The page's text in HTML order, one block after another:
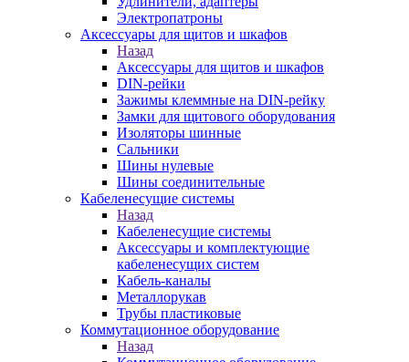
Электропатроны
Аксессуары для щитов и шкафов
Назад
Аксессуары для щитов и шкафов
DIN-рейки
Зажимы клеммные на DIN-рейку
Замки для щитового оборудования
Изоляторы шинные
Сальники
Шины нулевые
Шины соединительные
Кабеленесущие системы
Назад
Кабеленесущие системы
Аксессуары и комплектующие
кабеленесущих систем
Кабель-каналы
Металлорукав
Трубы пластиковые
Коммутационное оборудование
Назад